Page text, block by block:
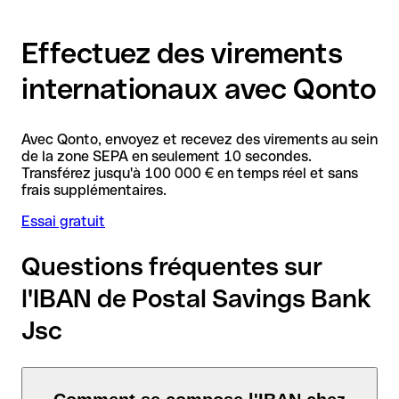
Effectuez des virements
internationaux avec Qonto
Avec Qonto, envoyez et recevez des virements au sein
de la zone SEPA en seulement 10 secondes.
Transférez jusqu'à 100 000 € en temps réel et sans
frais supplémentaires.
Essai gratuit
Questions fréquentes sur
l'IBAN de Postal Savings Bank
Jsc